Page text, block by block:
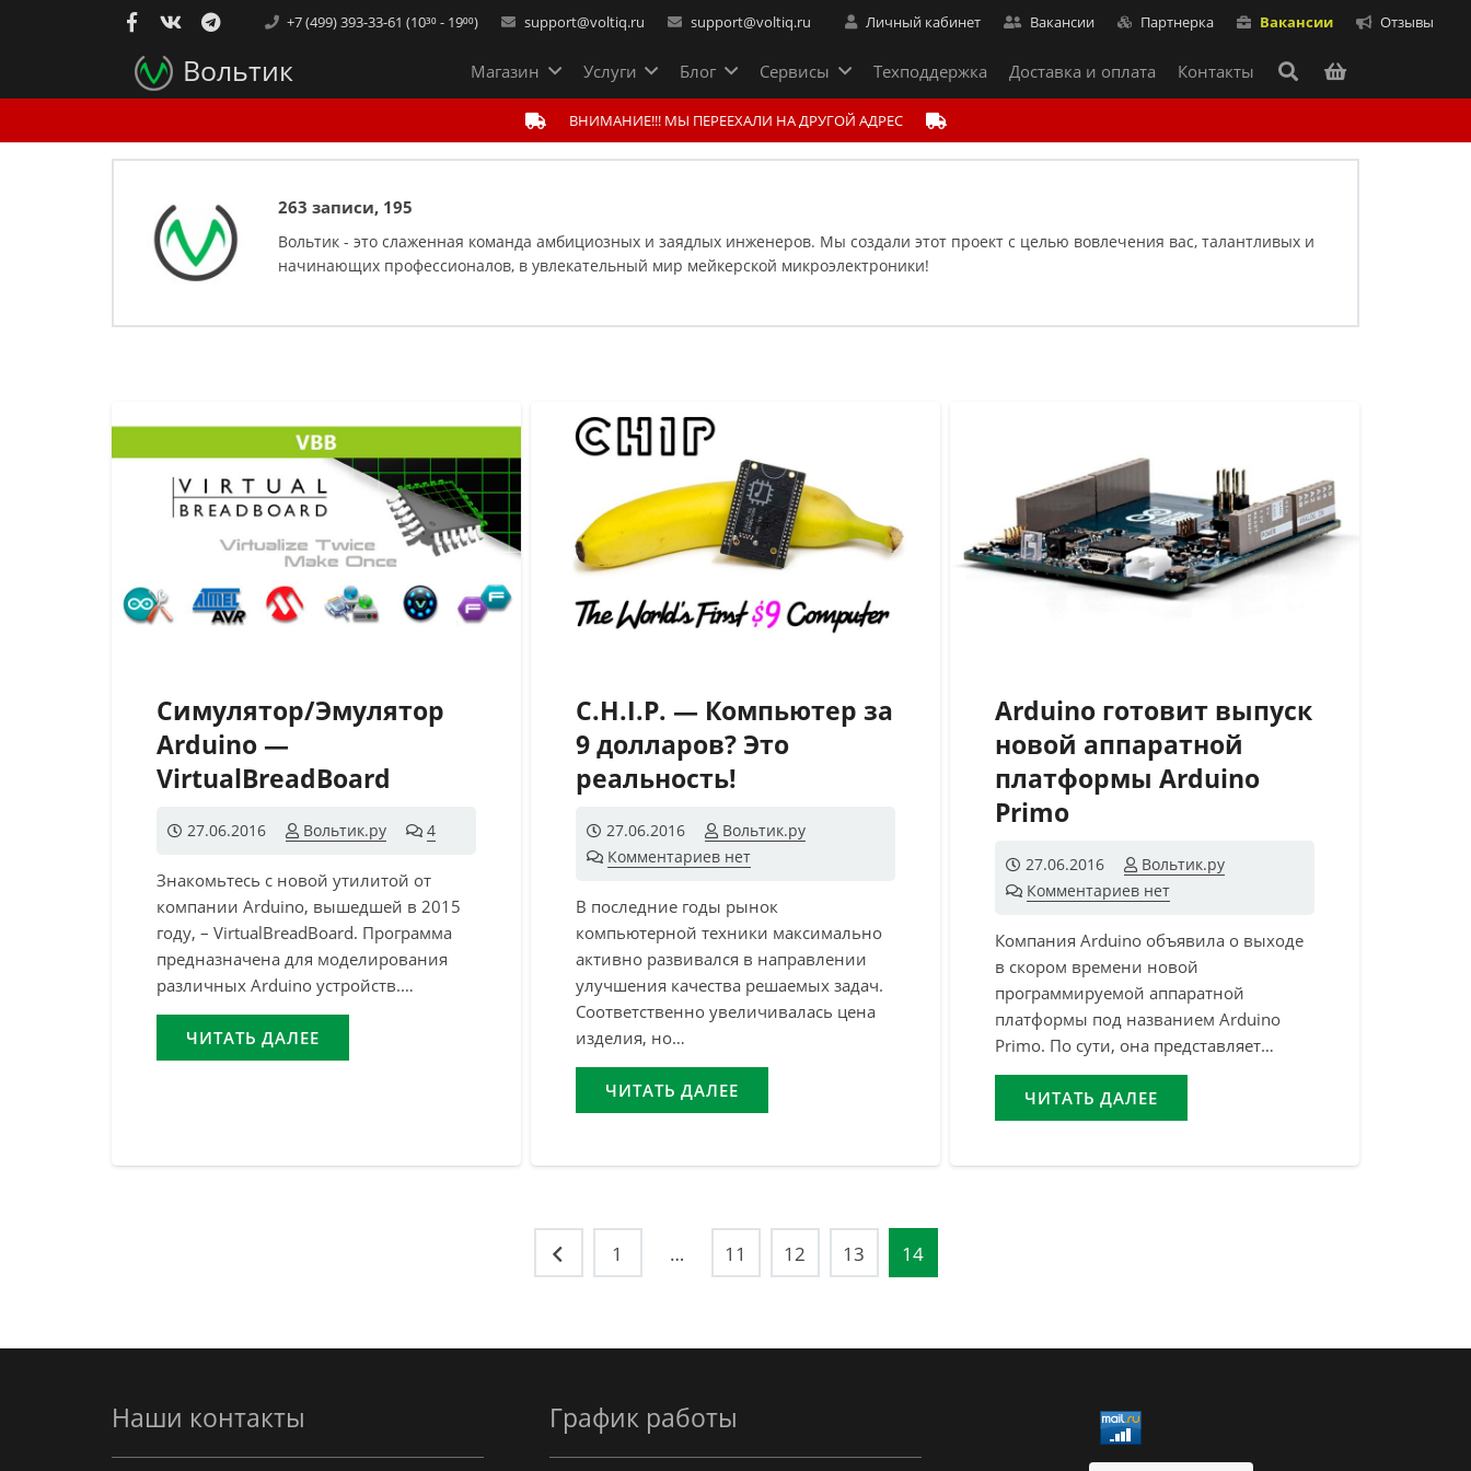
+7 (499) 393-33-61 (10³⁰ - 19⁰⁰) support@voltiq.ru support@voltiq.ru Личный кабинет Вакансии Партнерка Вакансии Отзывы
Вольтик Магазин Услуги Блог Сервисы Техподдержка Доставка и оплата Контакты
ВНИМАНИЕ!!! МЫ ПЕРЕЕХАЛИ НА ДРУГОЙ АДРЕС
263 записи, 195
Вольтик - это слаженная команда амбициозных и заядлых инженеров. Мы создали этот проект с целью вовлечения вас, талантливых и
начинающих профессионалов, в увлекательный мир мейкерской микроэлектроники!
Симулятор/Эмулятор
Arduino —
VirtualBreadBoard
27.06.2016 Вольтик.ру 4
Знакомьтесь с новой утилитой от
компании Arduino, вышедшей в 2015
году, – VirtualBreadBoard. Программа
предназначена для моделирования
различных Arduino устройств.…
ЧИТАТЬ ДАЛЕЕ
C.H.I.P. — Компьютер за
9 долларов? Это
реальность!
27.06.2016
Вольтик.ру
Комментариев нет
В последние годы рынок
компьютерной техники максимально
активно развивался в направлении
улучшения качества решаемых задач.
Соответственно увеличивалась цена
изделия, но…
ЧИТАТЬ ДАЛЕЕ
Arduino готовит выпуск
новой аппаратной
платформы Arduino
Primo
27.06.2016
Вольтик.ру
Комментариев нет
Компания Arduino объявила о выходе
в скором времени новой
программируемой аппаратной
платформы под названием Arduino
Primo. По сути, она представляет…
ЧИТАТЬ ДАЛЕЕ
1 … 11 12 13 14
Наши контакты График работы